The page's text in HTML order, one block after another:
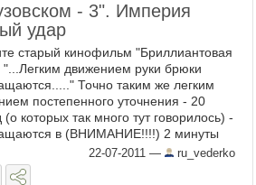
- 3". Империя
удар
старый кинофильм "Бриллиантовая
"...Легким движением руки брюки
Точно таким же легким
постепенного уточнения - 20
(о которых так много тут говорилось) -
в (ВНИМАНИЕ!!!!) 2 минуты
22-07-2011 — ru_vederko